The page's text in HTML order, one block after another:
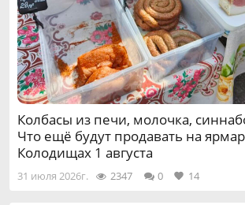
Колбасы из печи, молочка,
Что ещё будут продавать на
Колодищах 1 августа
31 июля 2026г. 2347 0 14